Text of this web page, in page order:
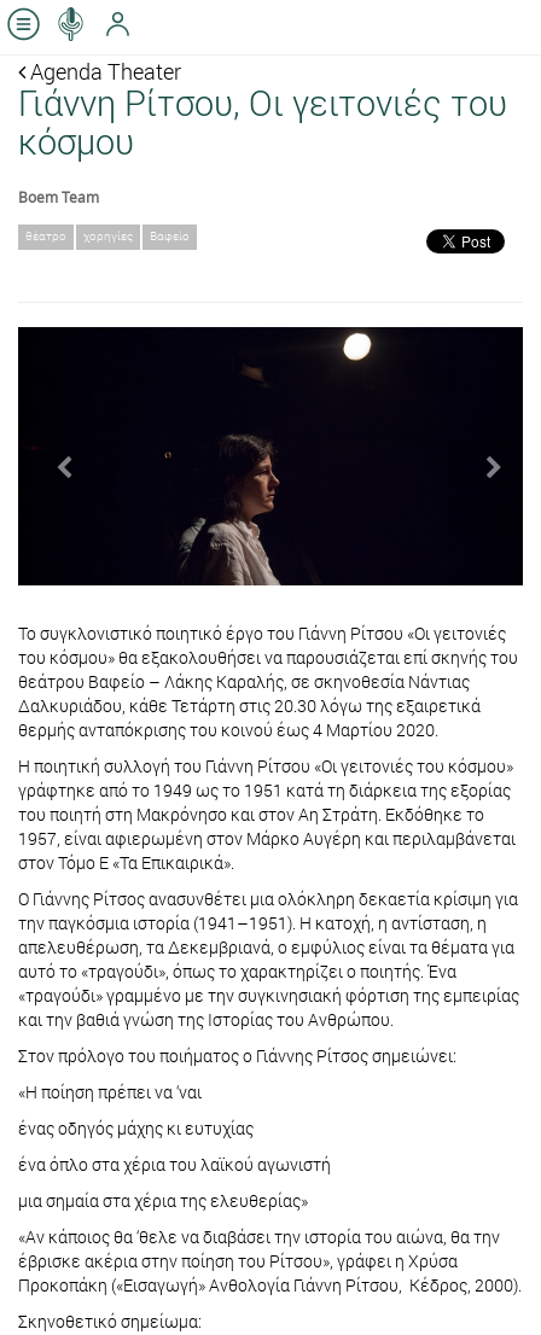
Agenda Theater
Γιάννη Ρίτσου, Οι γειτονιές του
κόσμου
Boem Team
θέατρο χορηγίες Βαφείο
Το συγκλονιστικό ποιητικό έργο του Γιάννη Ρίτσου «Οι γειτονιές
του κόσμου» θα εξακολουθήσει να παρουσιάζεται επί σκηνής του
θεάτρου Βαφείο – Λάκης Καραλής, σε σκηνοθεσία Νάντιας
Δαλκυριάδου, κάθε Τετάρτη στις 20.30 λόγω της εξαιρετικά
θερμής ανταπόκρισης του κοινού έως 4 Μαρτίου 2020.
Η ποιητική συλλογή του Γιάννη Ρίτσου «Οι γειτονιές του κόσμου»
γράφτηκε από το 1949 ως το 1951 κατά τη διάρκεια της εξορίας
του ποιητή στη Μακρόνησο και στον Αη Στράτη. Εκδόθηκε το
1957, είναι αφιερωμένη στον Μάρκο Αυγέρη και περιλαμβάνεται
στον Τόμο Ε «Τα Επικαιρικά».
Ο Γιάννης Ρίτσος ανασυνθέτει μια ολόκληρη δεκαετία κρίσιμη για
την παγκόσμια ιστορία (1941–1951). Η κατοχή, η αντίσταση, η
απελευθέρωση, τα Δεκεμβριανά, ο εμφύλιος είναι τα θέματα για
αυτό το «τραγούδι», όπως το χαρακτηρίζει ο ποιητής. Ένα
«τραγούδι» γραμμένο με την συγκινησιακή φόρτιση της εμπειρίας
και την βαθιά γνώση της Ιστορίας του Ανθρώπου.
Στον πρόλογο του ποιήματος ο Γιάννης Ρίτσος σημειώνει:
«Η ποίηση πρέπει να ‘ναι
ένας οδηγός μάχης κι ευτυχίας
ένα όπλο στα χέρια του λαϊκού αγωνιστή
μια σημαία στα χέρια της ελευθερίας»
«Αν κάποιος θα ‘θελε να διαβάσει την ιστορία του αιώνα, θα την
έβρισκε ακέρια στην ποίηση του Ρίτσου», γράφει η Χρύσα
Προκοπάκη («Εισαγωγή» Ανθολογία Γιάννη Ρίτσου, Κέδρος, 2000).
Σκηνοθετικό σημείωμα: